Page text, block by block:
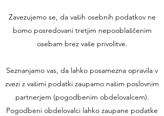
Zavezujemo se, da vaših osebnih podatkov ne
bomo posredovani tretjim nepooblaščenim
osebam brez vaše privolitve.
Seznanjamo vas, da lahko posamezna opravila v
zvezi z vašimi podatki zaupamo našim poslovnim
partnerjem (pogodbenim obdelovalcem).
Pogodbeni obdelovalci lahko zaupane podatke